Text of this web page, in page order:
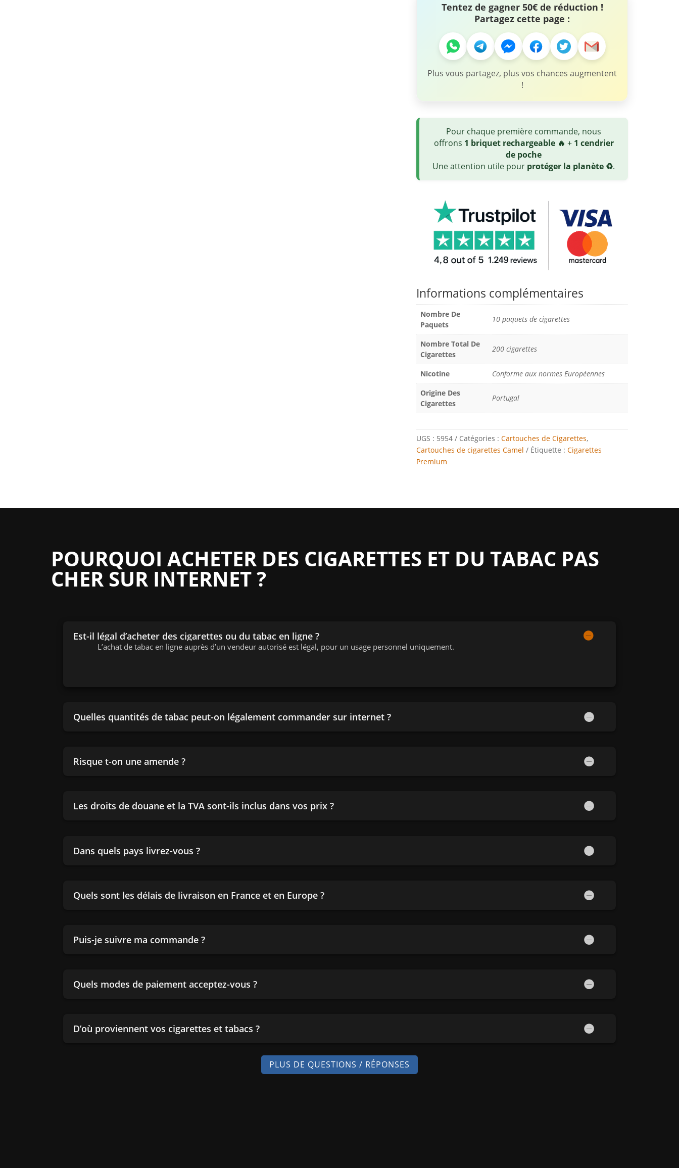
Tentez de gagner 50€ de réduction !
Partagez cette page :
Plus vous partagez, plus vos chances augmentent
!
Pour chaque première commande, nous
offrons 1 briquet rechargeable 🔥 + 1 cendrier
de poche
Une attention utile pour protéger la planète ♻️.
Informations complémentaires
Nombre De
Paquets
10 paquets de cigarettes
Nombre Total De
Cigarettes
200 cigarettes
Nicotine
Conforme aux normes Européennes
Origine Des
Cigarettes
Portugal
UGS : 5954 Catégories : Cartouches de Cigarettes,
Cartouches de cigarettes Camel
Étiquette : Cigarettes
Premium
POURQUOI ACHETER DES CIGARETTES ET DU TABAC PAS
CHER SUR INTERNET ?
Est-il légal d’acheter des cigarettes ou du tabac en ligne ?
L’achat de tabac en ligne auprès d’un vendeur autorisé est légal, pour un usage personnel uniquement.
Quelles quantités de tabac peut-on légalement commander sur internet ?
Risque t-on une amende ?
Les droits de douane et la TVA sont-ils inclus dans vos prix ?
Dans quels pays livrez-vous ?
Quels sont les délais de livraison en France et en Europe ?
Puis-je suivre ma commande ?
Quels modes de paiement acceptez-vous ?
D’où proviennent vos cigarettes et tabacs ?
PLUS DE QUESTIONS / RÉPONSES